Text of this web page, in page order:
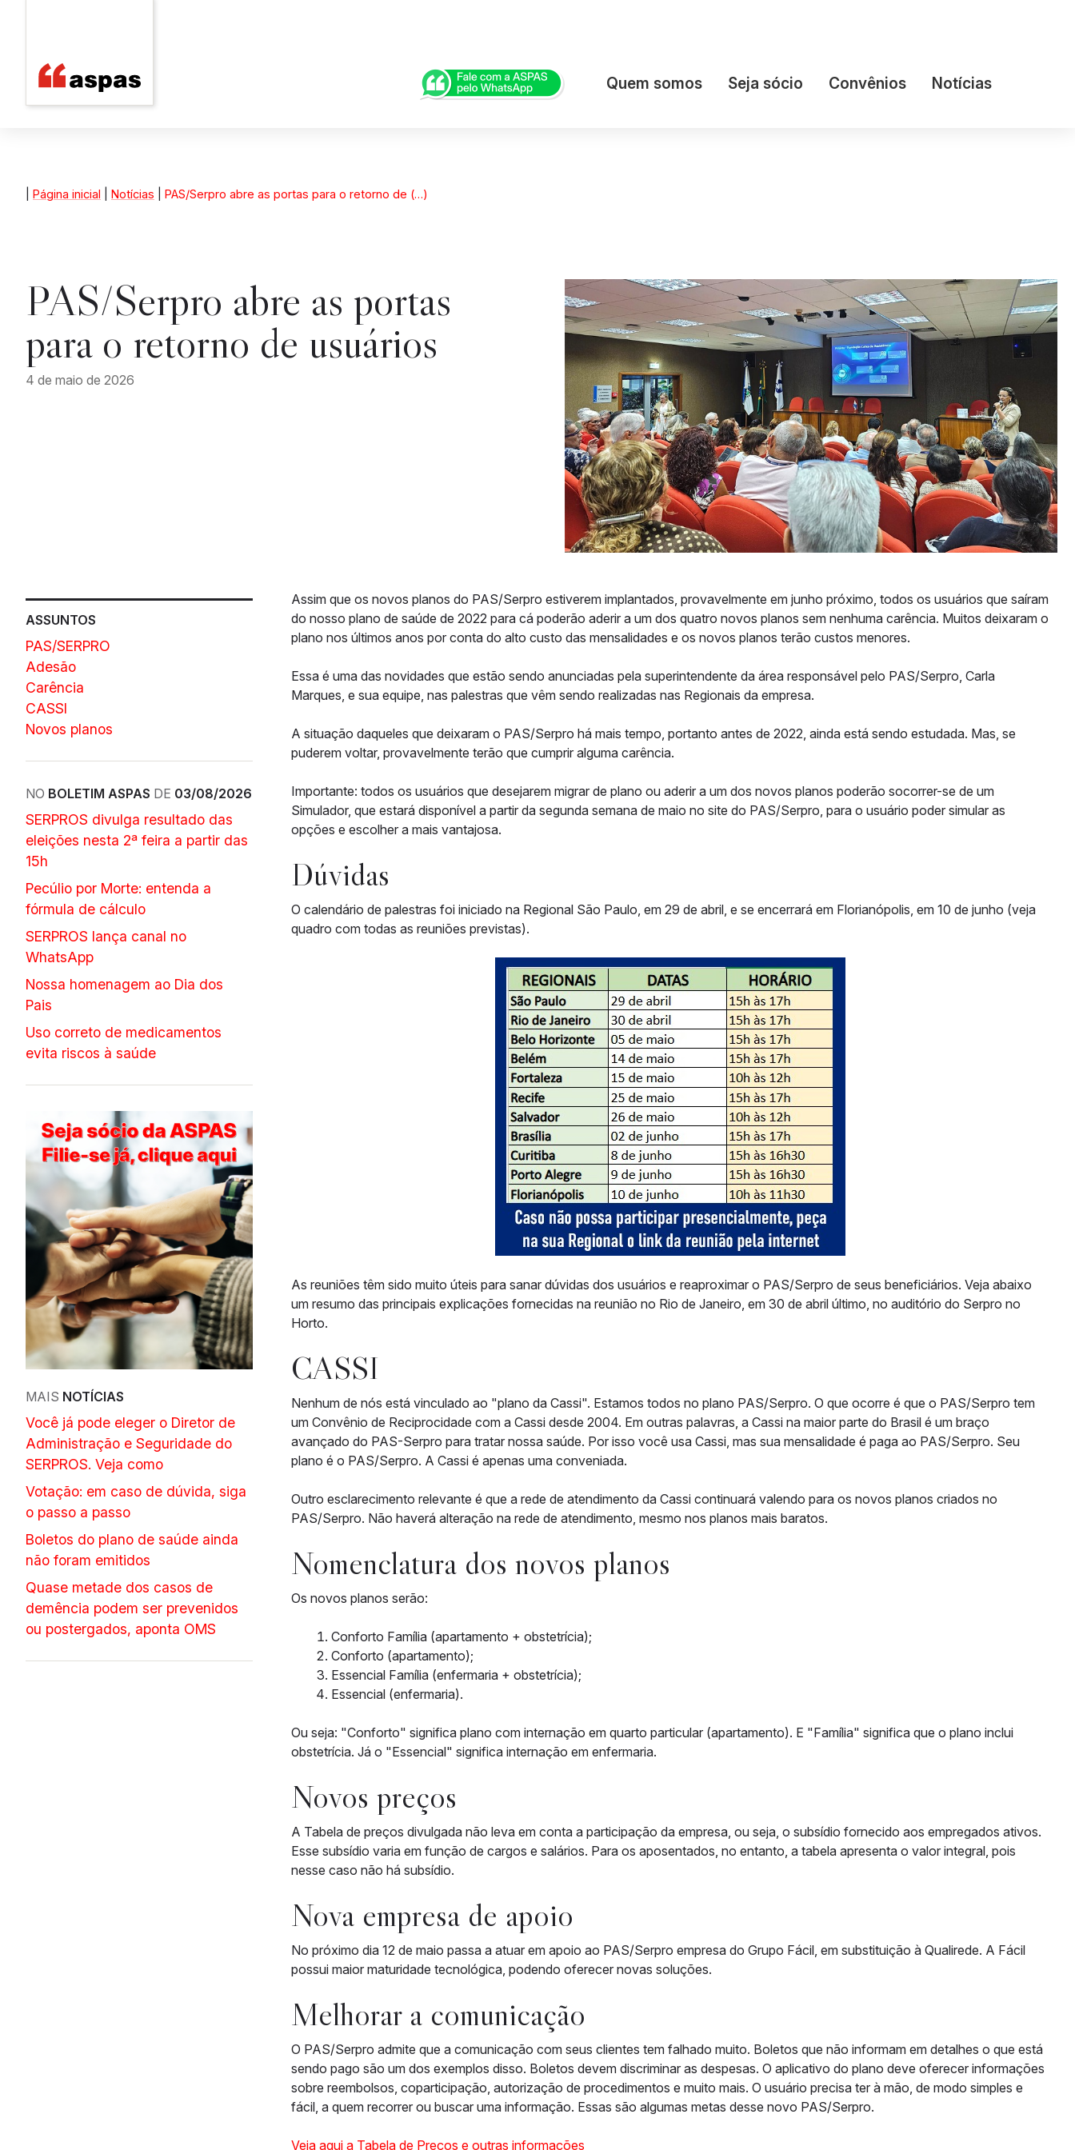
Quem somos Seja sócio Convênios Notícias
Página inicial Notícias PAS/Serpro abre as portas para o retorno de (…)
PAS/Serpro abre as portas
para o retorno de usuários
4 de maio de 2026
ASSUNTOS
PAS/SERPRO
Adesão
Carência
CASSI
Novos planos
NO BOLETIM ASPAS DE 03/08/2026
SERPROS divulga resultado das
eleições nesta 2ª feira a partir das
15h
Pecúlio por Morte: entenda a
fórmula de cálculo
SERPROS lança canal no
WhatsApp
Nossa homenagem ao Dia dos
Pais
Uso correto de medicamentos
evita riscos à saúde
MAIS NOTÍCIAS
Você já pode eleger o Diretor de
Administração e Seguridade do
SERPROS. Veja como
Votação: em caso de dúvida, siga
o passo a passo
Boletos do plano de saúde ainda
não foram emitidos
Quase metade dos casos de
demência podem ser prevenidos
ou postergados, aponta OMS
Assim que os novos planos do PAS/Serpro estiverem implantados, provavelmente em junho próximo, todos os usuários que saíram
do nosso plano de saúde de 2022 para cá poderão aderir a um dos quatro novos planos sem nenhuma carência. Muitos deixaram o
plano nos últimos anos por conta do alto custo das mensalidades e os novos planos terão custos menores.
Essa é uma das novidades que estão sendo anunciadas pela superintendente da área responsável pelo PAS/Serpro, Carla
Marques, e sua equipe, nas palestras que vêm sendo realizadas nas Regionais da empresa.
A situação daqueles que deixaram o PAS/Serpro há mais tempo, portanto antes de 2022, ainda está sendo estudada. Mas, se
puderem voltar, provavelmente terão que cumprir alguma carência.
Importante: todos os usuários que desejarem migrar de plano ou aderir a um dos novos planos poderão socorrer-se de um
Simulador, que estará disponível a partir da segunda semana de maio no site do PAS/Serpro, para o usuário poder simular as
opções e escolher a mais vantajosa.
Dúvidas
O calendário de palestras foi iniciado na Regional São Paulo, em 29 de abril, e se encerrará em Florianópolis, em 10 de junho (veja
quadro com todas as reuniões previstas).
As reuniões têm sido muito úteis para sanar dúvidas dos usuários e reaproximar o PAS/Serpro de seus beneficiários. Veja abaixo
um resumo das principais explicações fornecidas na reunião no Rio de Janeiro, em 30 de abril último, no auditório do Serpro no
Horto.
CASSI
Nenhum de nós está vinculado ao "plano da Cassi". Estamos todos no plano PAS/Serpro. O que ocorre é que o PAS/Serpro tem
um Convênio de Reciprocidade com a Cassi desde 2004. Em outras palavras, a Cassi na maior parte do Brasil é um braço
avançado do PAS-Serpro para tratar nossa saúde. Por isso você usa Cassi, mas sua mensalidade é paga ao PAS/Serpro. Seu
plano é o PAS/Serpro. A Cassi é apenas uma conveniada.
Outro esclarecimento relevante é que a rede de atendimento da Cassi continuará valendo para os novos planos criados no
PAS/Serpro. Não haverá alteração na rede de atendimento, mesmo nos planos mais baratos.
Nomenclatura dos novos planos
Os novos planos serão:
Conforto Família (apartamento + obstetrícia);
Conforto (apartamento);
Essencial Família (enfermaria + obstetrícia);
Essencial (enfermaria).
Ou seja: "Conforto" significa plano com internação em quarto particular (apartamento). E "Família" significa que o plano inclui
obstetrícia. Já o "Essencial" significa internação em enfermaria.
Novos preços
A Tabela de preços divulgada não leva em conta a participação da empresa, ou seja, o subsídio fornecido aos empregados ativos.
Esse subsídio varia em função de cargos e salários. Para os aposentados, no entanto, a tabela apresenta o valor integral, pois
nesse caso não há subsídio.
Nova empresa de apoio
No próximo dia 12 de maio passa a atuar em apoio ao PAS/Serpro empresa do Grupo Fácil, em substituição à Qualirede. A Fácil
possui maior maturidade tecnológica, podendo oferecer novas soluções.
Melhorar a comunicação
O PAS/Serpro admite que a comunicação com seus clientes tem falhado muito. Boletos que não informam em detalhes o que está
sendo pago são um dos exemplos disso. Boletos devem discriminar as despesas. O aplicativo do plano deve oferecer informações
sobre reembolsos, coparticipação, autorização de procedimentos e muito mais. O usuário precisa ter à mão, de modo simples e
fácil, a quem recorrer ou buscar uma informação. Essas são algumas metas desse novo PAS/Serpro.
Veja aqui a Tabela de Preços e outras informações